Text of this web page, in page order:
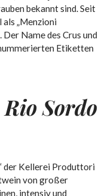
bekannt sind. Seit
„Menzioni
Name des Crus und
Etiketten
Sordo
der Kellerei Produttori
von großer
intensiv und